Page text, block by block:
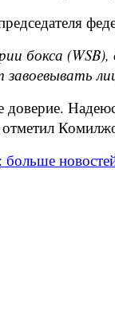
бокса
завоевывать
доверие.